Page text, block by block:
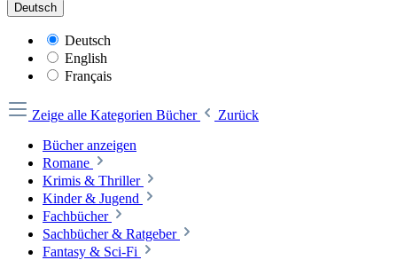
Deutsch
Deutsch
English
Français
Zeige alle Kategorien Bücher
Zurück
Bücher anzeigen
Romane
Krimis & Thriller
Kinder & Jugend
Fachbücher
Sachbücher & Ratgeber
Fantasy & Sci-Fi